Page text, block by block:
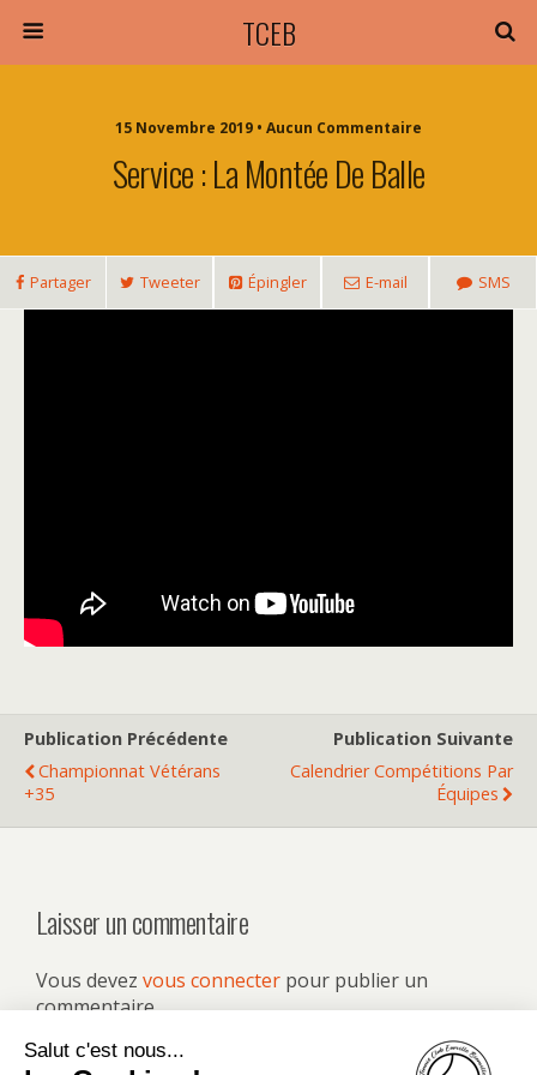
TCEB
15 Novembre 2019 • Aucun Commentaire
Service : La Montée De Balle
Partager Tweeter Épingler E-mail SMS
Publication Précédente
Championnat Vétérans
+35
Publication Suivante
Calendrier Compétitions Par
Équipes
Laisser un commentaire
Vous devez vous connecter pour publier un
commentaire.